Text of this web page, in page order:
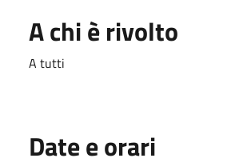
A chi è rivolto
A tutti
Date e orari